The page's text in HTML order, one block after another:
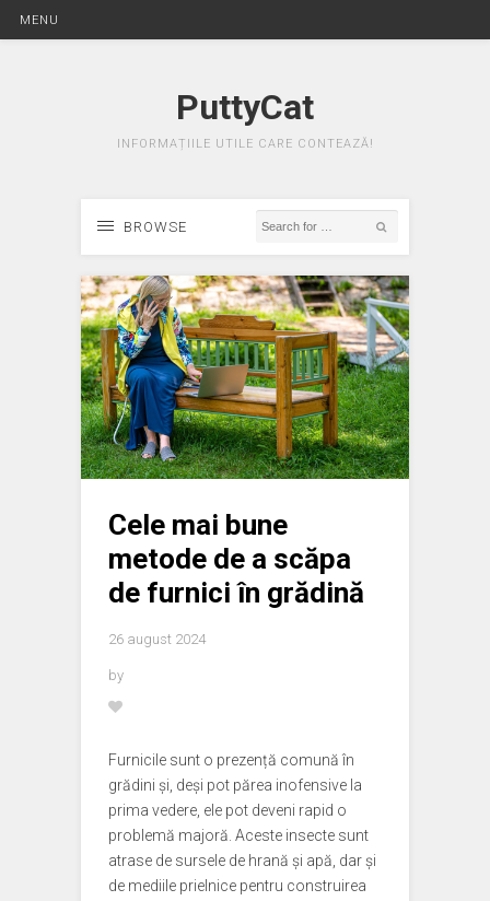
MENU
PuttyCat
INFORMAȚIILE UTILE CARE CONTEAZĂ!
BROWSE
Cele mai bune
metode de a scăpa
de furnici în grădină
26 august 2024
by
Furnicile sunt o prezență comună în
grădini și, deși pot părea inofensive la
prima vedere, ele pot deveni rapid o
problemă majoră. Aceste insecte sunt
atrase de sursele de hrană și apă, dar și
de mediile prielnice pentru construirea